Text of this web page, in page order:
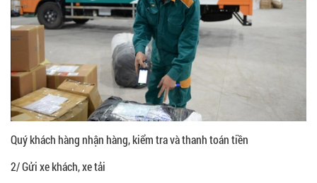
Quý khách hàng nhận hàng, kiểm tra và thanh toán tiền
2/ Gửi xe khách, xe tải